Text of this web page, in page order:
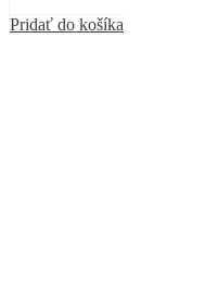
Pridať do košíka